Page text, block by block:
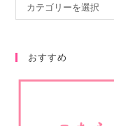
カテゴリーを選択
おすすめ